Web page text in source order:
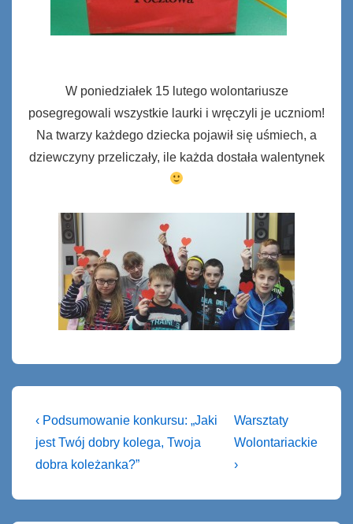
W poniedziałek 15 lutego wolontariusze
posegregowali wszystkie laurki i wręczyli je uczniom!
Na twarzy każdego dziecka pojawił się uśmiech, a
dziewczyny przeliczały, ile każda dostała walentynek
Nawigacja
wpisu
Previous
Post
is
‹ Podsumowanie konkursu: „Jaki
jest Twój dobry kolega, Twoja
dobra koleżanka?”
Next
Post
is
Warsztaty
Wolontariackie
›